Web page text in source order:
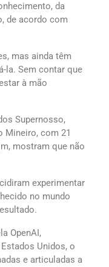
da
de acordo com
mas ainda têm
la. Sem contar que
à mão
Supernosso,
Mineiro, com 21
mostram que não
experimentar
no mundo
OpenAI,
Unidos, o
e articuladas a